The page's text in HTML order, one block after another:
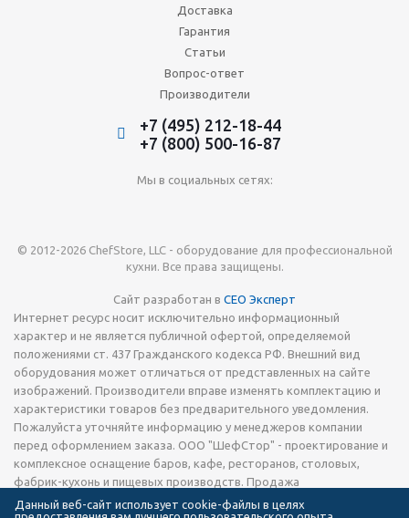
Доставка
Гарантия
Статьи
Вопрос-ответ
Производители
+7 (495) 212-18-44
+7 (800) 500-16-87
Мы в социальных сетях:
© 2012-2026 ChefStore, LLC - оборудование для профессиональной
кухни. Все права защищены.
Сайт разработан в СЕО Эксперт
Интернет ресурс носит исключительно информационный
характер и не является публичной офертой, определяемой
положениями ст. 437 Гражданского кодекса РФ. Внешний вид
оборудования может отличаться от представленных на сайте
изображений. Производители вправе изменять комплектацию и
характеристики товаров без предварительного уведомления.
Пожалуйста уточняйте информацию у менеджеров компании
перед оформлением заказа. ООО "ШефСтор" - проектирование и
комплексное оснащение баров, кафе, ресторанов, столовых,
фабрик-кухонь и пищевых производств. Продажа
технологического теплового, холодильного и
Данный веб-сайт использует cookie-файлы в целях